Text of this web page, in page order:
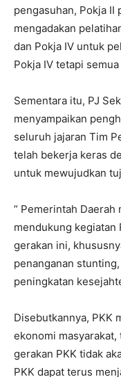
pengasuhan, Pokja II
mengadakan
dan Pokja IV untuk
Pokja IV tetapi
Sementara itu, PJ
menyampaikan
seluruh jajaran Tim
telah bekerja keras
untuk mewujudkan
” Pemerintah
mendukung kegiatan
gerakan ini,
penanganan
peningkatan
Disebutkannya, PKK
ekonomi masyarakat,
gerakan PKK tidak
PKK dapat terus